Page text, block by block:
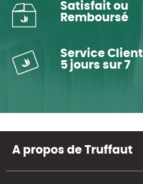
Satisfait ou
Remboursé
Service Client
5 jours sur 7
A propos de Truffaut